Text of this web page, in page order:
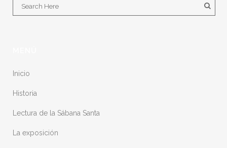
Inicio
Historia
Lectura de la Sábana Santa
La exposición